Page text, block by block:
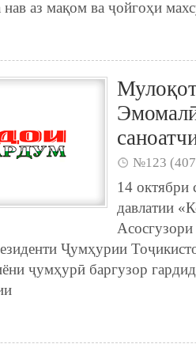
аз мақом ва ҷойгоҳи
№123
14 октябри
давлатии
Ҷумҳурии
ҷумҳурӣ баргузор